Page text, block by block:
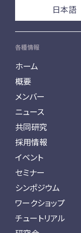
日本語
各種情報
ホーム
概要
メンバー
ニュース
共同研究
採用情報
イベント
セミナー
シンポジウム
ワークショップ
チュートリアル